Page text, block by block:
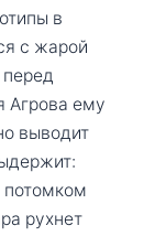
в
с жарой
Агрова ему
выводит
потомком
рухнет